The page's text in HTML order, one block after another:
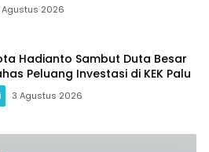
Agustus 2026
Hadianto Sambut Duta Besar
Peluang Investasi di KEK Palu
3 Agustus 2026